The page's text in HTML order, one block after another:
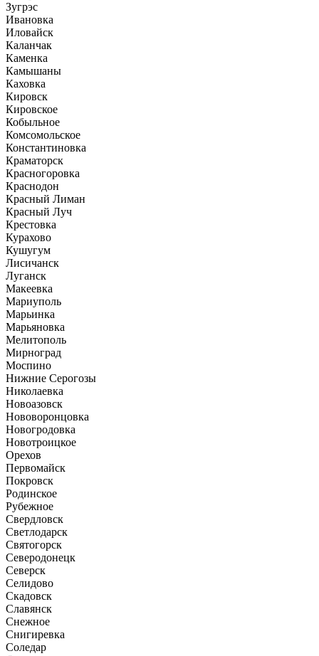
Зугрэс
Ивановка
Иловайск
Каланчак
Каменка
Камышаны
Каховка
Кировск
Кировское
Кобыльное
Комсомольское
Константиновка
Краматорск
Красногоровка
Краснодон
Красный Лиман
Красный Луч
Крестовка
Курахово
Кушугум
Лисичанск
Луганск
Макеевка
Мариуполь
Марьинка
Марьяновка
Мелитополь
Мирноград
Моспино
Нижние Серогозы
Николаевка
Новоазовск
Нововоронцовка
Новогродовка
Новотроицкое
Орехов
Первомайск
Покровск
Родинское
Рубежное
Свердловск
Светлодарск
Святогорск
Северодонецк
Северск
Селидово
Скадовск
Славянск
Снежное
Снигиревка
Соледар